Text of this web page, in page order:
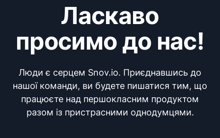
Ласкаво
просимо до нас!
Люди є серцем Snov.io. Приєднавшись до
нашої команди, ви будете пишатися тим, що
працюєте над першокласним продуктом
разом із пристрасними однодумцями.